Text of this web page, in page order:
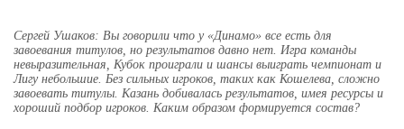
Сергей Ушаков: Вы говорили что у «Динамо» все есть для
завоевания титулов, но результатов давно нет. Игра команды
невыразительная, Кубок проиграли и шансы выиграть чемпионат и
Лигу небольшие. Без сильных игроков, таких как Кошелева, сложно
завоевать титулы. Казань добивалась результатов, имея ресурсы и
хороший подбор игроков. Каким образом формируется состав?